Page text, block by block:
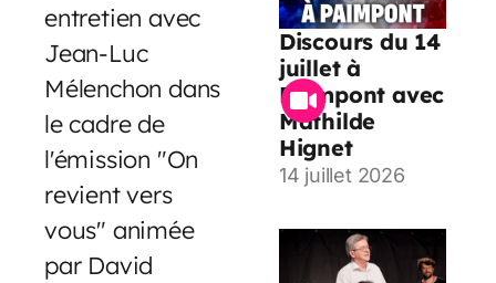
entretien avec
Jean-Luc
Mélenchon dans
le cadre de
l'émission "On
revient vers
vous" animée
par David
Discours du 14
juillet à
Paimpont avec
Mathilde
Hignet
14 juillet 2026